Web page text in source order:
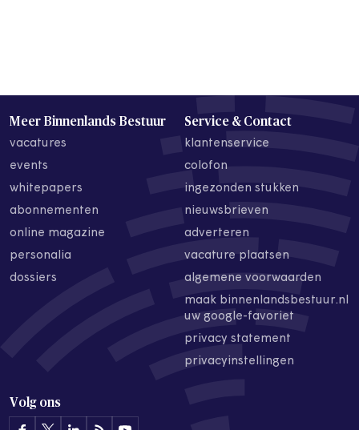
Meer Binnenlands Bestuur
vacatures
events
whitepapers
abonnementen
online magazine
personalia
dossiers
Service & Contact
klantenservice
colofon
ingezonden stukken
nieuwsbrieven
adverteren
vacature plaatsen
algemene voorwaarden
maak binnenlandsbestuur.nl
uw google-favoriet
privacy statement
privacyinstellingen
Volg ons